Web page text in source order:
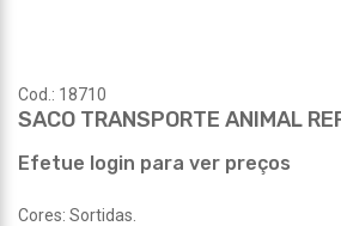
Cod.: 18710
SACO TRANSPORTE ANIMAL
Efetue login para ver preços
Cores: Sortidas.